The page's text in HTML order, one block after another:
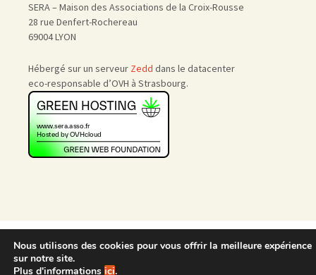
SERA – Maison des Associations de la Croix-Rousse
28 rue Denfert-Rochereau
69004 LYON
Hébergé sur un serveur Zedd dans le datacenter
eco-responsable d’OVH à Strasbourg.
Admin
Nous utilisons des cookies pour vous offrir la meilleure expérience
sur notre site.
Plus d'informations ici.